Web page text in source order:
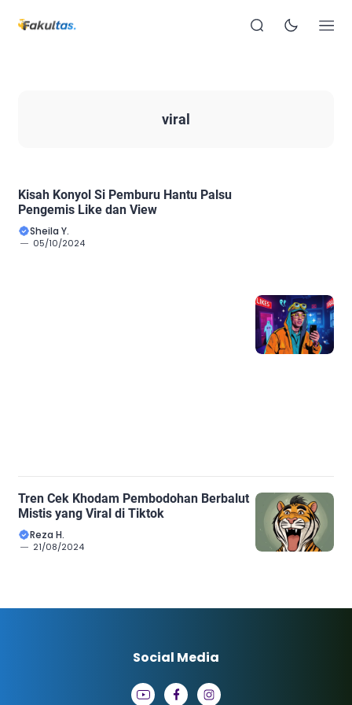
viral
Kisah Konyol Si Pemburu Hantu Palsu
Pengemis Like dan View
Sheila Y.
05/10/2024
Tren Cek Khodam Pembodohan Berbalut
Mistis yang Viral di Tiktok
Reza H.
21/08/2024
Social Media